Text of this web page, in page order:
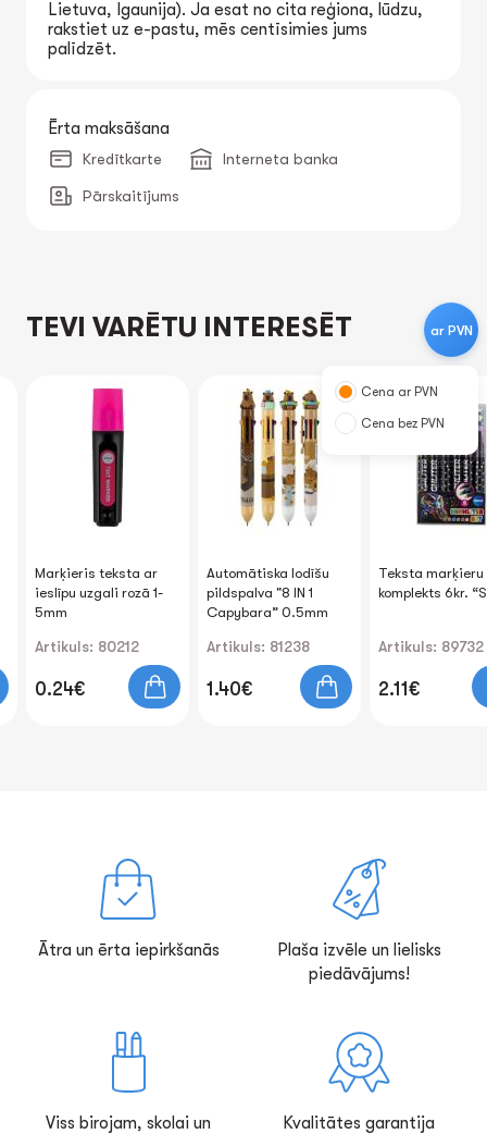
Lietuva, Igaunija). Ja esat no cita reģiona, lūdzu,
rakstiet uz e-pastu, mēs centīsimies jums
palīdzēt.
Ērta maksāšana
Kredītkarte Interneta banka
Pārskaitījums
TEVI VARĒTU INTERESĒT
Marķieris teksta ar
ieslīpu uzgali rozā 1-
5mm
Artikuls: 80212
0.24€
Automātiska lodīšu
pildspalva "8 IN 1
Capybara” 0.5mm
Artikuls: 81238
1.40€
Teksta marķieru
komplekts 6kr.
Artikuls: 89732
2.11€
ar PVN
Cena ar PVN
Cena bez PVN
Ātra un ērta iepirkšanās
Plaša izvēle un lielisks
piedāvājums!
Viss birojam, skolai un
Kvalitātes garantija